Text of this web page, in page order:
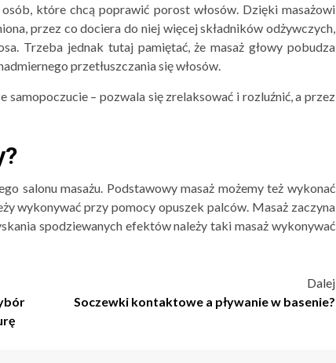
które chcą poprawić porost włosów. Dzięki masażowi
przez co dociera do niej więcej składników odżywczych,
Trzeba jednak tutaj pamiętać, że masaż głowy pobudza
przetłuszczania się włosów.
samopoczucie – pozwala się zrelaksować i rozluźnić, a przez
salonu masażu. Podstawowy masaż możemy też wykonać
wykonywać przy pomocy opuszek palców. Masaż zaczyna
spodziewanych efektów należy taki masaż wykonywać
Dalej
Soczewki kontaktowe a pływanie w basenie?